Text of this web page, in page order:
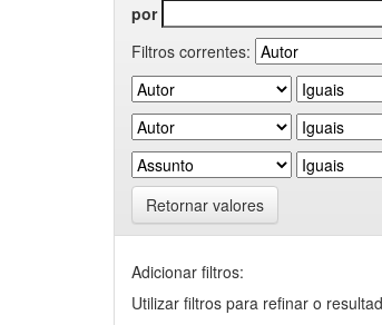
por
Filtros correntes:
Retornar valores
Adicionar filtros:
Utilizar filtros para refinar o